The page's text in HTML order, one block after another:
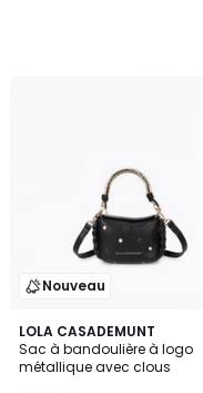
Nouveau
LOLA CASADEMUNT
Sac à bandoulière à logo
métallique avec clous